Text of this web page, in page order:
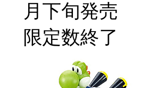
月下旬発売
限定数終了